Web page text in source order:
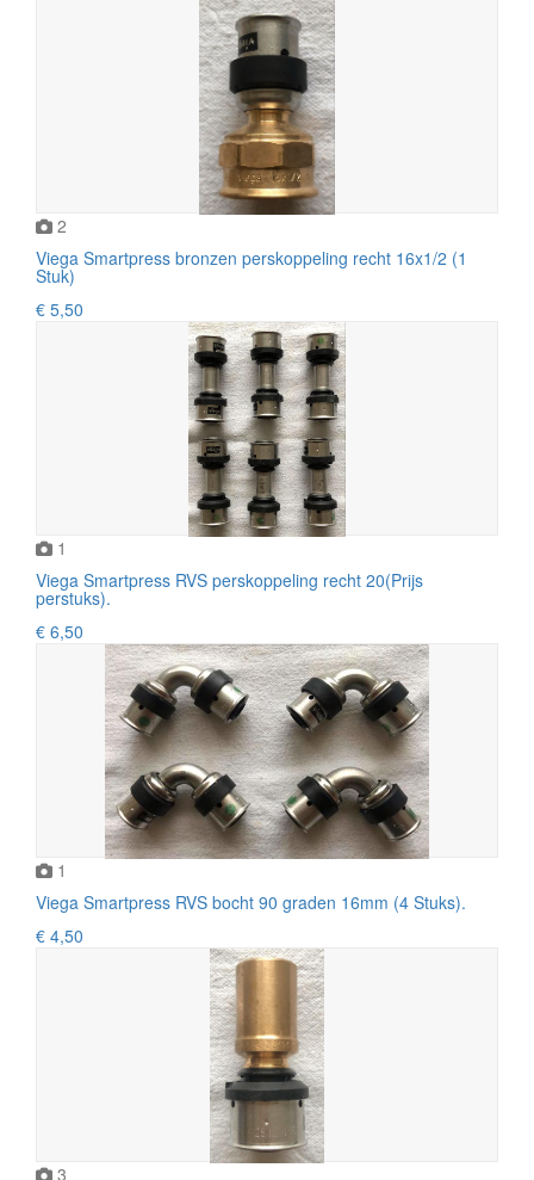
2
Viega Smartpress bronzen perskoppeling recht 16x1/2 (1
Stuk)
€ 5,50
1
Viega Smartpress RVS perskoppeling recht 20(Prijs
perstuks).
€ 6,50
1
Viega Smartpress RVS bocht 90 graden 16mm (4 Stuks).
€ 4,50
3